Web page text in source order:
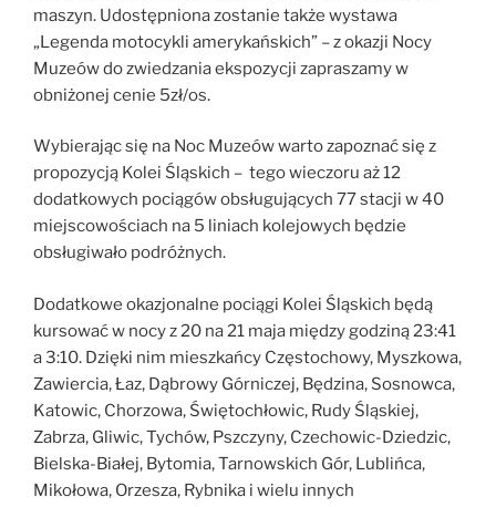
maszyn. Udostępniona zostanie także wystawa
„Legenda motocykli amerykańskich” – z okazji Nocy
Muzeów do zwiedzania ekspozycji zapraszamy w
obniżonej cenie 5zł/os.
Wybierając się na Noc Muzeów warto zapoznać się z
propozycją Kolei Śląskich – tego wieczoru aż 12
dodatkowych pociągów obsługujących 77 stacji w 40
miejscowościach na 5 liniach kolejowych będzie
obsługiwało podróżnych.
Dodatkowe okazjonalne pociągi Kolei Śląskich będą
kursować w nocy z 20 na 21 maja między godziną 23:41
a 3:10. Dzięki nim mieszkańcy Częstochowy, Myszkowa,
Zawiercia, Łaz, Dąbrowy Górniczej, Będzina, Sosnowca,
Katowic, Chorzowa, Świętochłowic, Rudy Śląskiej,
Zabrza, Gliwic, Tychów, Pszczyny, Czechowic-Dziedzic,
Bielska-Białej, Bytomia, Tarnowskich Gór, Lublińca,
Mikołowa, Orzesza, Rybnika i wielu innych